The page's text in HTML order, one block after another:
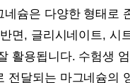
네슘은 다양한 형태로
면, 글리시네이트, 시
활용됩니다. 수험생
전달되는 마그네슘의